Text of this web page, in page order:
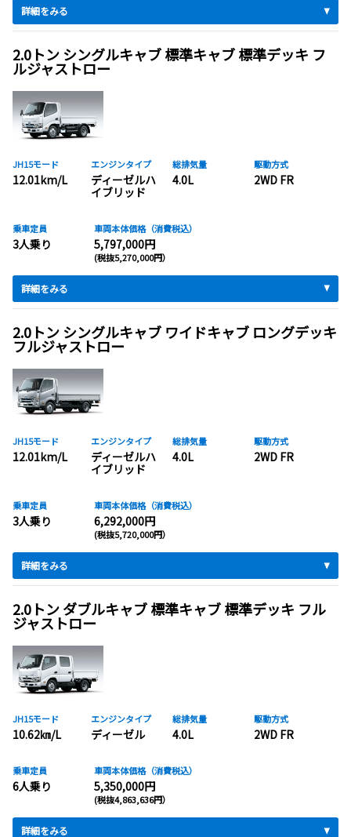
詳細をみる
2.0トン シングルキャブ 標準キャブ 標準デッキ フ
ルジャストロー
JH15モード
12.01km/L
エンジンタイプ
ディーゼルハ
イブリッド
総排気量
4.0L
駆動方式
2WD FR
乗車定員
3人乗り
車両本体価格（消費税込）
5,797,000円
(税抜5,270,000円）
詳細をみる
2.0トン シングルキャブ ワイドキャブ ロングデッキ
フルジャストロー
JH15モード
12.01km/L
エンジンタイプ
ディーゼルハ
イブリッド
総排気量
4.0L
駆動方式
2WD FR
乗車定員
3人乗り
車両本体価格（消費税込）
6,292,000円
(税抜5,720,000円）
詳細をみる
2.0トン ダブルキャブ 標準キャブ 標準デッキ フル
ジャストロー
JH15モード
10.62㎞/L
エンジンタイプ
ディーゼル
総排気量
4.0L
駆動方式
2WD FR
乗車定員
6人乗り
車両本体価格（消費税込）
5,350,000円
(税抜4,863,636円）
詳細をみる